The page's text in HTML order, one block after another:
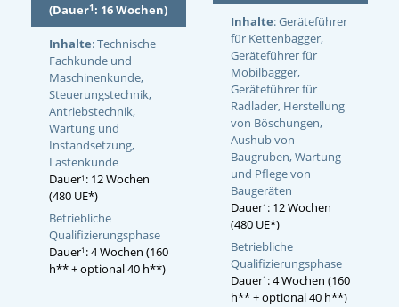
(Dauer1: 16 Wochen)
Inhalte: Technische
Fachkunde und
Maschinenkunde,
Steuerungstechnik,
Antriebstechnik,
Wartung und
Instandsetzung,
Lastenkunde
Dauer1 : 12 Wochen
(480 UE*)
Betriebliche
Qualifizierungsphase
Dauer1 : 4 Wochen (160
h** + optional 40 h**)
Inhalte: Geräteführer
für Kettenbagger,
Geräteführer für
Mobilbagger,
Geräteführer für
Radlader, Herstellung
von Böschungen,
Aushub von
Baugruben, Wartung
und Pflege von
Baugeräten
Dauer1 : 12 Wochen
(480 UE*)
Betriebliche
Qualifizierungsphase
Dauer1 : 4 Wochen (160
h** + optional 40 h**)